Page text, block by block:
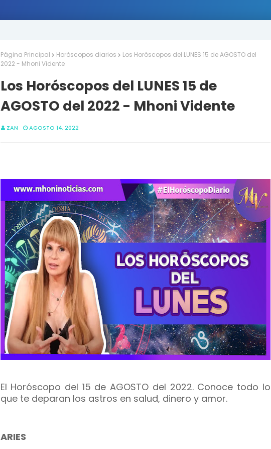
Página Principal Horóscopos diarios
Los Horóscopos del LUNES 15 de AGOSTO del
2022 - Mhoni Vidente
Los Horóscopos del LUNES 15 de
AGOSTO del 2022 - Mhoni Vidente
ZAN AGOSTO 14, 2022
El Horóscopo del 15 de AGOSTO del 2022. Conoce todo lo
que te deparan los astros en salud, dinero y amor.
ARIES